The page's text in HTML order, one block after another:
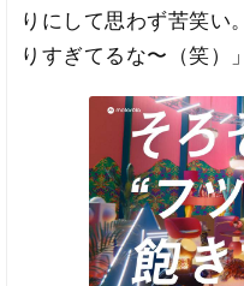
りにして思わず苦笑い
りすぎてるな〜（笑）